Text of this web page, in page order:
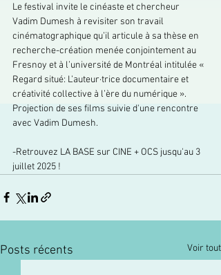
Le festival invite le cinéaste et chercheur
Vadim Dumesh à revisiter son travail
cinématographique qu’il articule à sa thèse en
recherche-création menée conjointement au
Fresnoy et à l’université de Montréal intitulée «
Regard situé: L’auteur·trice documentaire et
créativité collective à l’ère du numérique ».
Projection de ses films suivie d'une rencontre
avec Vadim Dumesh.
-Retrouvez LA BASE sur CINE + OCS jusqu'au 3
juillet 2025 !
Posts récents Voir tout